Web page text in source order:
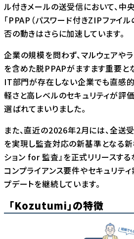
ル付きメールの送受信において、中
「PPAP（パスワード付きZIPファイル
否の動きはさらに加速しています。
企業の規模を問わず、マルウェアや
を含めた脱PPAPがますます重要と
IT部門が存在しない企業でも直感
軽さと高レベルのセキュリティが評
選ばれてまいりました。
また、直近の2026年2月には、全送
を実現し監査対応の新基準となる新
ション for 監査』を正式リリースす
コンプライアンス要件やセキュリテ
プデートを継続しています。
「Kozutumi」の特徴